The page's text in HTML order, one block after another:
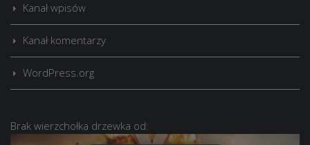
Kanał wpisów
Kanał komentarzy
WordPress.org
Brak wierzchołka drzewka od: